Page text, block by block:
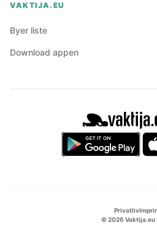
VAKTIJA.EU
Byer liste
Download appen
Privatliv
©2026 Vaktija.eu